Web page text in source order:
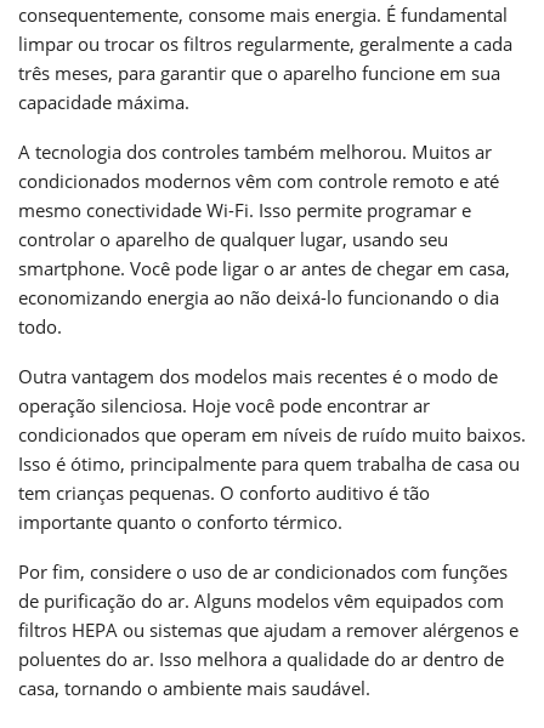
consequentemente, consome mais energia. É fundamental
limpar ou trocar os filtros regularmente, geralmente a cada
três meses, para garantir que o aparelho funcione em sua
capacidade máxima.
A tecnologia dos controles também melhorou. Muitos ar
condicionados modernos vêm com controle remoto e até
mesmo conectividade Wi-Fi. Isso permite programar e
controlar o aparelho de qualquer lugar, usando seu
smartphone. Você pode ligar o ar antes de chegar em casa,
economizando energia ao não deixá-lo funcionando o dia
todo.
Outra vantagem dos modelos mais recentes é o modo de
operação silenciosa. Hoje você pode encontrar ar
condicionados que operam em níveis de ruído muito baixos.
Isso é ótimo, principalmente para quem trabalha de casa ou
tem crianças pequenas. O conforto auditivo é tão
importante quanto o conforto térmico.
Por fim, considere o uso de ar condicionados com funções
de purificação do ar. Alguns modelos vêm equipados com
filtros HEPA ou sistemas que ajudam a remover alérgenos e
poluentes do ar. Isso melhora a qualidade do ar dentro de
casa, tornando o ambiente mais saudável.